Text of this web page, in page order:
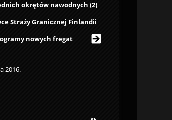
okrętów nawodnych (2)
Straży Granicznej Finlandii
nowych fregat
2016.